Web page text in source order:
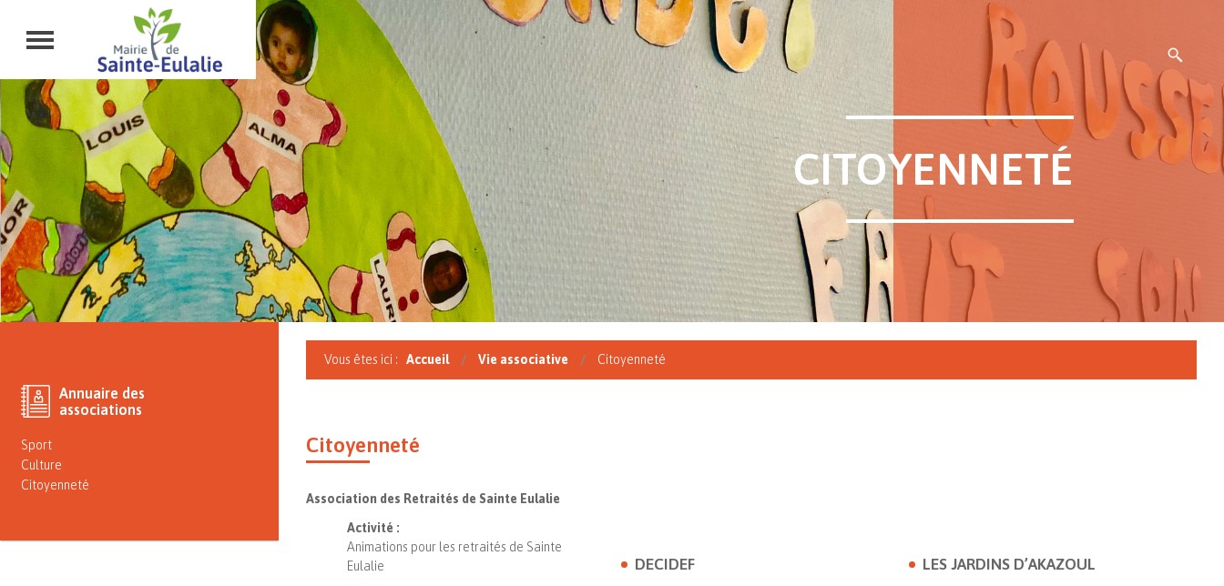
CITOYENNETÉ
Vous êtes ici : Accueil Vie associative Citoyenneté
Citoyenneté
Association des Retraités de Sainte Eulalie
Activité :
Animations pour les retraités de Sainte
Eulalie
DECIDEF LES JARDINS D’AKAZOUL
Annuaire des
associations
Sport
Culture
Citoyenneté